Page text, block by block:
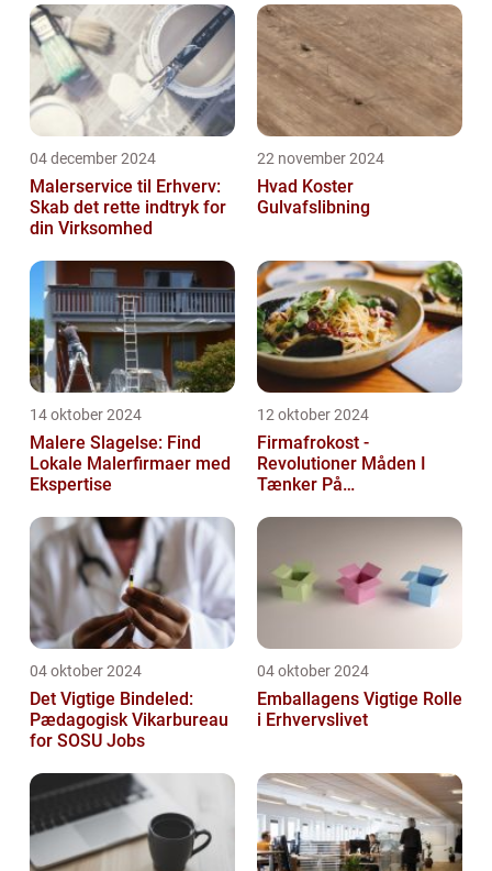
04 december 2024
Malerservice til Erhverv:
Skab det rette indtryk for
din Virksomhed
22 november 2024
Hvad Koster
Gulvafslibning
14 oktober 2024
Malere Slagelse: Find
Lokale Malerfirmaer med
Ekspertise
12 oktober 2024
Firmafrokost -
Revolutioner Måden I
Tænker På
04 oktober 2024
Det Vigtige Bindeled:
Pædagogisk Vikarbureau
for SOSU Jobs
04 oktober 2024
Emballagens Vigtige Rolle
i Erhvervslivet